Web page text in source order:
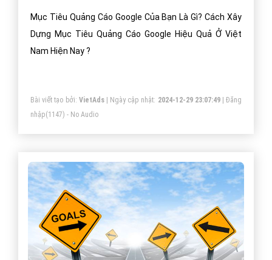
Mục Tiêu Quảng Cáo Google Của Bạn Là Gì? Cách Xây
Dựng Mục Tiêu Quảng Cáo Google Hiệu Quả Ở Việt
Nam Hiện Nay ?
Bài viết tạo bởi: VietAds| Ngày cập nhật: 2024-12-29 23:07:49|Đăng
nhập(1147) - No Audio